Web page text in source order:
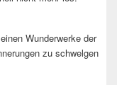
Wunderwerke der
zu schwelgen